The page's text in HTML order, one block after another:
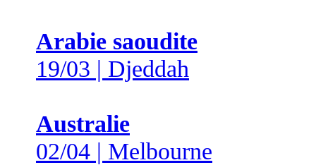
Arabie saoudite
19/03 | Djeddah
Australie
02/04 | Melbourne